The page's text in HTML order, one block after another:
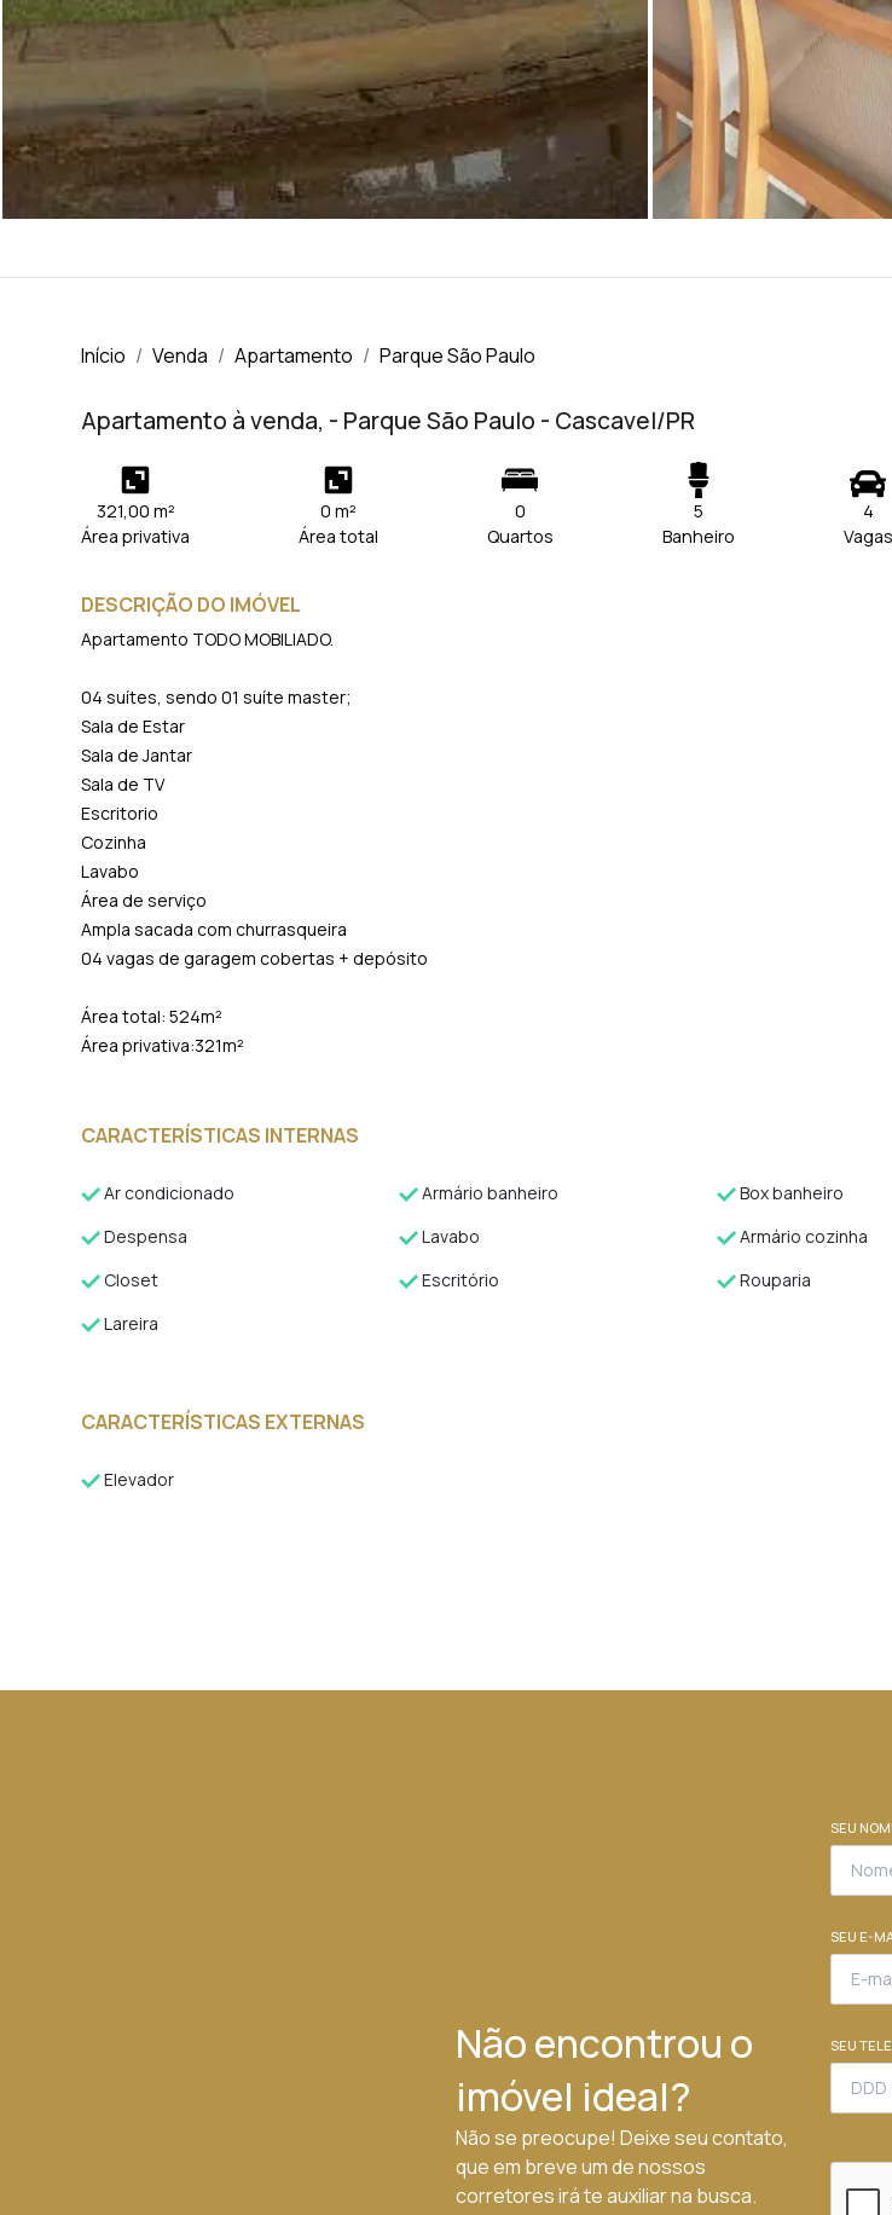
Início Venda Apartamento Parque São Paulo
Apartamento à venda, - Parque São Paulo - Cascavel/PR
321,00 m²
Área privativa
0 m²
Área total
0
Quartos
5
Banheiro
4
Vagas
DESCRIÇÃO DO IMÓVEL
Apartamento TODO MOBILIADO.
04 suítes, sendo 01 suíte master;
Sala de Estar
Sala de Jantar
Sala de TV
Escritorio
Cozinha
Lavabo
Área de serviço
Ampla sacada com churrasqueira
04 vagas de garagem cobertas + depósito
Área total: 524m²
Área privativa:321m²
CARACTERÍSTICAS INTERNAS
Ar condicionado Armário banheiro
Box banheiro
Despensa
Lavabo
Armário cozinha
Closet
Escritório
Rouparia
Lareira
CARACTERÍSTICAS EXTERNAS
Elevador
Não encontrou o
imóvel ideal?
Não se preocupe! Deixe seu contato,
que em breve um de nossos
corretores irá te auxiliar na busca.
SEU
SEU E-
SEU